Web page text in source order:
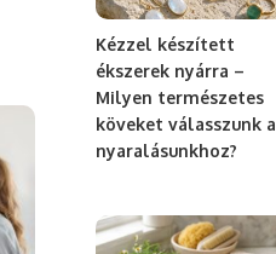
Kézzel készített
ékszerek nyárra –
Milyen természetes
köveket válasszunk a
nyaralásunkhoz?